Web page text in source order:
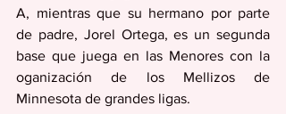
A, mientras que su hermano por parte
de padre, Jorel Ortega, es un segunda
base que juega en las Menores con la
oganización de los Mellizos de
Minnesota de grandes ligas.